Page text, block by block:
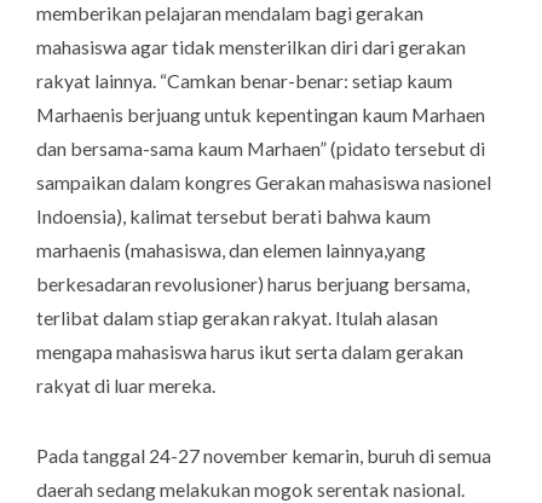
memberikan pelajaran mendalam bagi gerakan
mahasiswa agar tidak mensterilkan diri dari gerakan
rakyat lainnya. “Camkan benar-benar: setiap kaum
Marhaenis berjuang untuk kepentingan kaum Marhaen
dan bersama-sama kaum Marhaen” (pidato tersebut di
sampaikan dalam kongres Gerakan mahasiswa nasionel
Indoensia), kalimat tersebut berati bahwa kaum
marhaenis (mahasiswa, dan elemen lainnya,yang
berkesadaran revolusioner) harus berjuang bersama,
terlibat dalam stiap gerakan rakyat. Itulah alasan
mengapa mahasiswa harus ikut serta dalam gerakan
rakyat di luar mereka.
Pada tanggal 24-27 november kemarin, buruh di semua
daerah sedang melakukan mogok serentak nasional.